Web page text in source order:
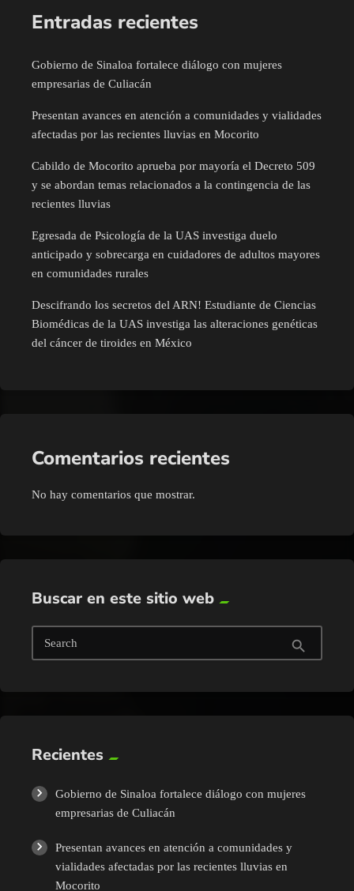
Entradas recientes
Gobierno de Sinaloa fortalece diálogo con mujeres
empresarias de Culiacán
Presentan avances en atención a comunidades y vialidades
afectadas por las recientes lluvias en Mocorito
Cabildo de Mocorito aprueba por mayoría el Decreto 509
y se abordan temas relacionados a la contingencia de las
recientes lluvias
Egresada de Psicología de la UAS investiga duelo
anticipado y sobrecarga en cuidadores de adultos mayores
en comunidades rurales
Descifrando los secretos del ARN! Estudiante de Ciencias
Biomédicas de la UAS investiga las alteraciones genéticas
del cáncer de tiroides en México
Comentarios recientes
No hay comentarios que mostrar.
Buscar en este sitio web
Search search
Recientes
Gobierno de Sinaloa fortalece diálogo con mujeres
empresarias de Culiacán
Presentan avances en atención a comunidades y
vialidades afectadas por las recientes lluvias en
Mocorito